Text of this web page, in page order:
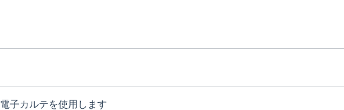
電子カルテを使用します